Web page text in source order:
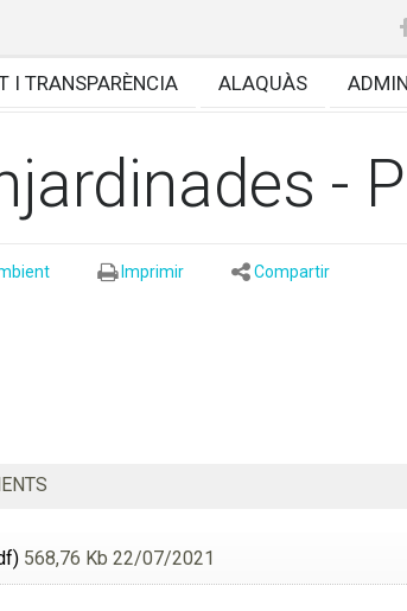
I TRANSPARÈNCIA ALAQUÀS
-
Imprimir Compartir
568,76 Kb 22/07/2021